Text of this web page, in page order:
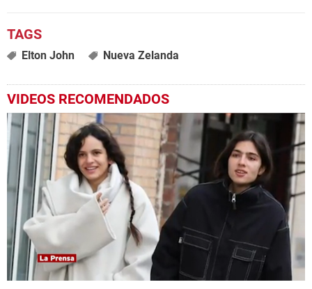
Elton John Nueva Zelanda
VIDEOS RECOMENDADOS